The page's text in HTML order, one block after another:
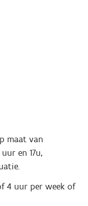
maat van
en 17u,
4 uur per week of